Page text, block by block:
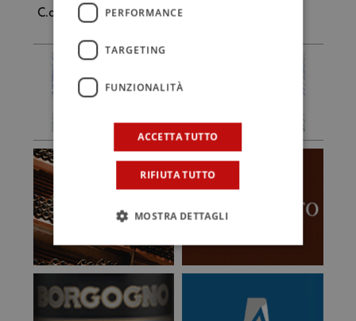
C.d.G. PERFORMANCE
TARGETING
FUNZIONALITÀ
ACCETTA TUTTO
RIFIUTA TUTTO
MOSTRA DETTAGLI